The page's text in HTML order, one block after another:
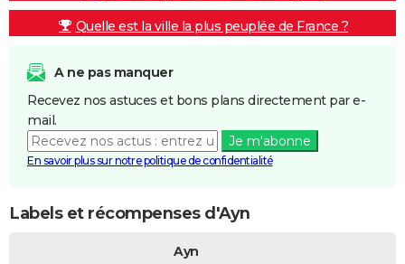
Quelle est la ville la plus peuplée de France ?
A ne pas manquer
Recevez nos astuces et bons plans directement par e-
mail.
Je m'abonne
En savoir plus sur notre politique de confidentialité
Labels et récompenses d'Ayn
Ayn